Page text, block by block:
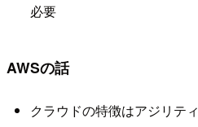
必要
AWSの話
クラウドの特徴はアジリテ